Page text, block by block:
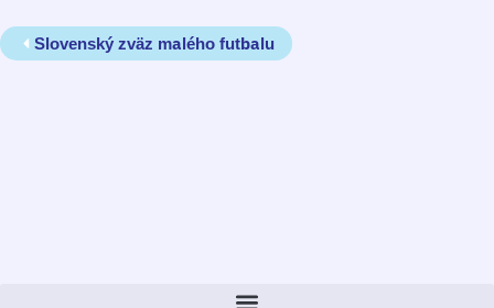
Slovenský zväz malého futbalu